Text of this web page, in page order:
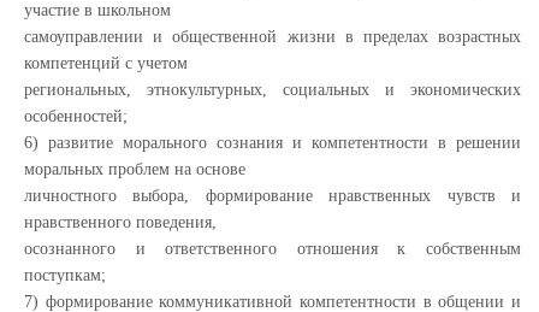
участие в школьном
самоуправлении и общественной жизни в пределах возрастных
компетенций с учетом
региональных, этнокультурных, социальных и экономических
особенностей;
6) развитие морального сознания и компетентности в решении
моральных проблем на основе
личностного выбора, формирование нравственных чувств и
нравственного поведения,
осознанного и ответственного отношения к собственным
поступкам;
7) формирование коммуникативной компетентности в общении и